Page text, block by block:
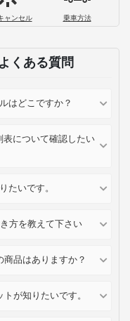
ャンセル 乗車方法
くある質問
はどこですか？
表について確認したい
たいです。
方を教えて下さい
品はありますか？
が知りたいです。